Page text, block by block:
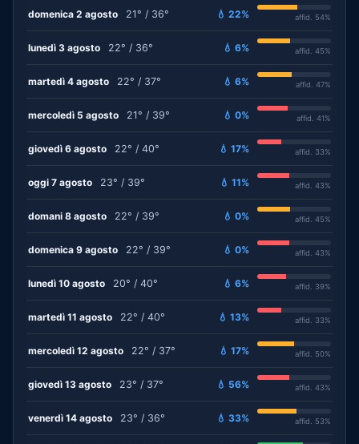
domenica 2 agosto 21° / 36° 💧 22% affid. 54%
lunedì 3 agosto 22° / 36° 💧 6% affid. 45%
martedì 4 agosto 22° / 37° 💧 6% affid. 47%
mercoledì 5 agosto 21° / 39° 💧 0% affid. 41%
giovedì 6 agosto 22° / 40° 💧 17% affid. 33%
oggi 7 agosto 23° / 39° 💧 11% affid. 43%
domani 8 agosto 22° / 39° 💧 0% affid. 45%
domenica 9 agosto 22° / 39° 💧 0% affid. 43%
lunedì 10 agosto 20° / 40° 💧 6% affid. 39%
martedì 11 agosto 22° / 40° 💧 13% affid. 33%
mercoledì 12 agosto 22° / 37° 💧 17% affid. 50%
giovedì 13 agosto 23° / 37° 💧 56% affid. 43%
venerdì 14 agosto 23° / 36° 💧 33% affid. 53%